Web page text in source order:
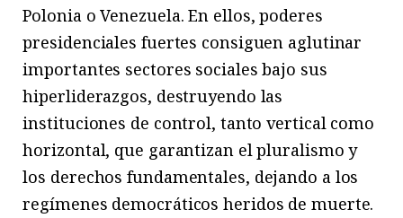
Polonia o Venezuela. En ellos, poderes
presidenciales fuertes consiguen aglutinar
importantes sectores sociales bajo sus
hiperliderazgos, destruyendo las
instituciones de control, tanto vertical como
horizontal, que garantizan el pluralismo y
los derechos fundamentales, dejando a los
regímenes democráticos heridos de muerte.